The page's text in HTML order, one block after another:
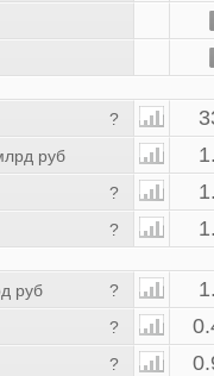
?
руб
?
?
руб ?
?
?